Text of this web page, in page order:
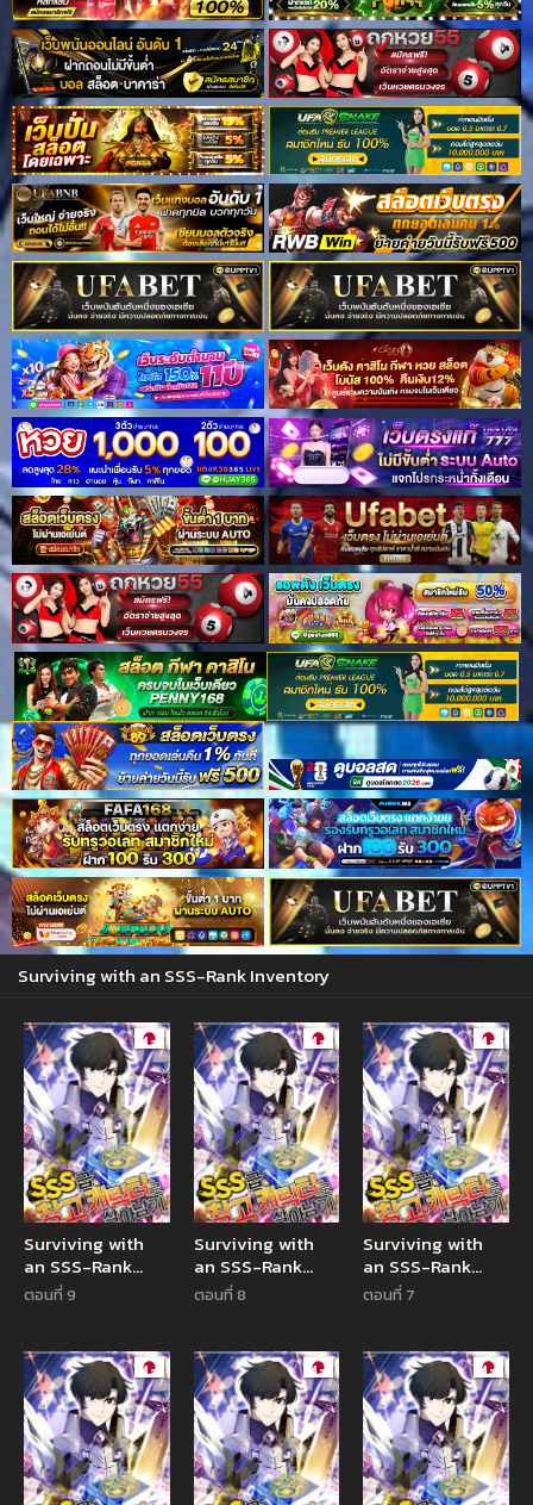
Surviving with an SSS-Rank Inventory
Manga
Surviving with
an SSS-Rank
Inventory
ตอนที่ 9
Manga
Surviving with
an SSS-Rank
Inventory
ตอนที่ 8
Manga
Surviving with
an SSS-Rank
Inventory
ตอนที่ 7
Manga Manga Manga